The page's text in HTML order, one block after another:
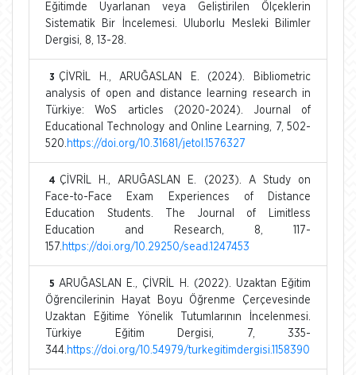
Eğitimde Uyarlanan veya Geliştirilen Ölçeklerin
Sistematik Bir İncelemesi. Uluborlu Mesleki Bilimler
Dergisi, 8, 13-28.
3 ÇİVRİL H., ARUĞASLAN E. (2024). Bibliometric
analysis of open and distance learning research in
Türkiye: WoS articles (2020-2024). Journal of
Educational Technology and Online Learning, 7, 502-
520. https://doi.org/10.31681/jetol.1576327
4 ÇİVRİL H., ARUĞASLAN E. (2023). A Study on
Face-to-Face Exam Experiences of Distance
Education Students. The Journal of Limitless
Education and Research, 8, 117-
157. https://doi.org/10.29250/sead.1247453
5 ARUĞASLAN E., ÇİVRİL H. (2022). Uzaktan Eğitim
Öğrencilerinin Hayat Boyu Öğrenme Çerçevesinde
Uzaktan Eğitime Yönelik Tutumlarının İncelenmesi.
Türkiye Eğitim Dergisi, 7, 335-
344. https://doi.org/10.54979/turkegitimdergisi.1158390